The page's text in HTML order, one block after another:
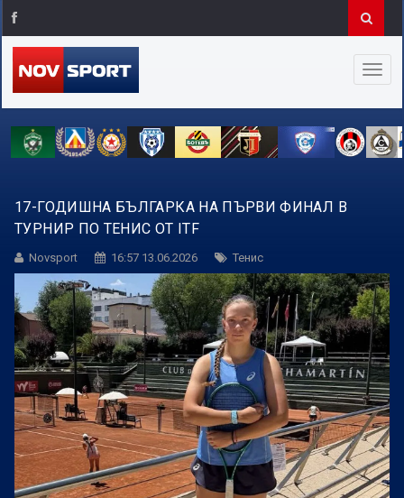
17-ГОДИШНА БЪЛГАРКА НА ПЪРВИ ФИНАЛ В
ТУРНИР ПО ТЕНИС ОТ ITF
Novsport 16:57 13.06.2026 Тенис